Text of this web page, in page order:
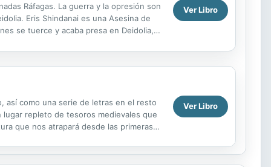
Ráfagas. La guerra y la opresión son
Eris Shindanai es una Asesina de
se tuerce y acaba presa en Deidolia,
Ver Libro
así como una serie de letras en el resto
repleto de tesoros medievales que
que nos atrapará desde las primeras
Ver Libro